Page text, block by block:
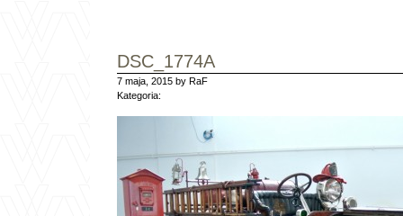
DSC_1774A
7 maja, 2015 by RaF
Kategoria: